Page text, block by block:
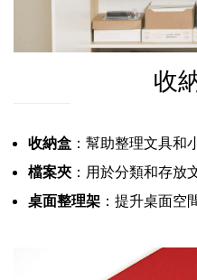
收
收納盒 ：幫助整理文具和
檔案夾 ：用於分類和存放
桌面整理架 ：提升桌面空